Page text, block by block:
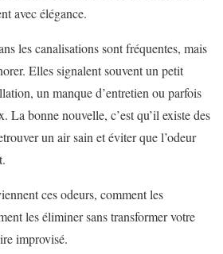
avec élégance.
les canalisations sont fréquentes, mais
Elles signalent souvent un petit
un manque d’entretien ou parfois
La bonne nouvelle, c’est qu’il existe des
un air sain et éviter que l’odeur
ces odeurs, comment les
les éliminer sans transformer votre
improvisé.